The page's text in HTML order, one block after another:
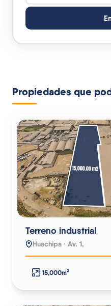
Propiedades que
Terreno industrial
Huachipa · Av. 1,
15,000m²